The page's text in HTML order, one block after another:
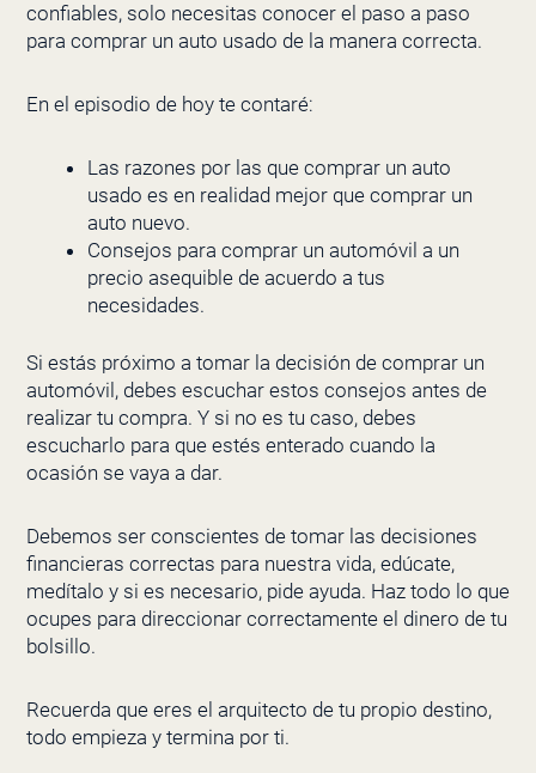
confiables, solo necesitas conocer el paso a paso
para comprar un auto usado de la manera correcta.
En el episodio de hoy te contaré:
Las razones por las que comprar un auto
usado es en realidad mejor que comprar un
auto nuevo.
Consejos para comprar un automóvil a un
precio asequible de acuerdo a tus
necesidades.
Si estás próximo a tomar la decisión de comprar un
automóvil, debes escuchar estos consejos antes de
realizar tu compra. Y si no es tu caso, debes
escucharlo para que estés enterado cuando la
ocasión se vaya a dar.
Debemos ser conscientes de tomar las decisiones
financieras correctas para nuestra vida, edúcate,
medítalo y si es necesario, pide ayuda. Haz todo lo que
ocupes para direccionar correctamente el dinero de tu
bolsillo.
Recuerda que eres el arquitecto de tu propio destino,
todo empieza y termina por ti.